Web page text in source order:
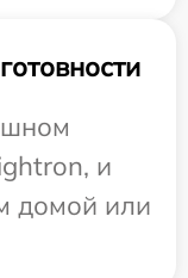
и
домой или